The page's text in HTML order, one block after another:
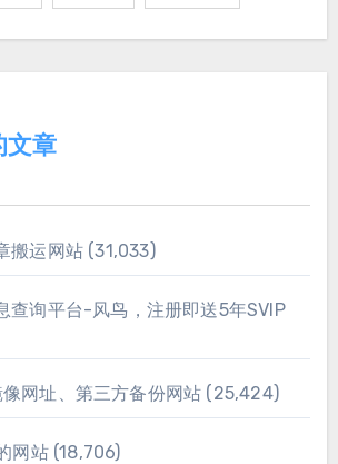
文章
搬运网站 (31,033)
查询平台-风鸟，注册即送5年SVIP
网址、第三方备份网站 (25,424)
网站 (18,706)